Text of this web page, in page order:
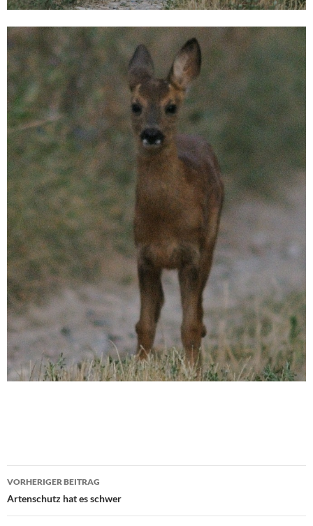
Beitrags-
Navigation
VORHERIGER BEITRAG
Artenschutz hat es schwer